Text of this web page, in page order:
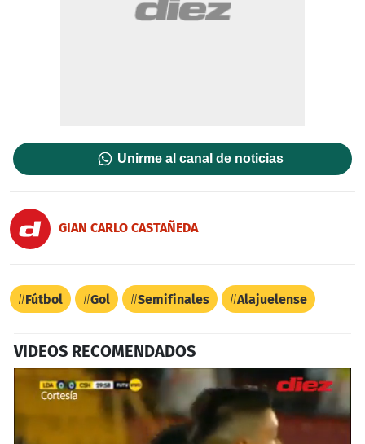
Unirme al canal de noticias
GIAN CARLO CASTAÑEDA
Fútbol Gol Semifinales Alajuelense
VIDEOS RECOMENDADOS